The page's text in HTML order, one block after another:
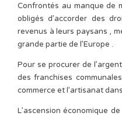
Confrontés au manque de
obligés d’accorder des
revenus à leurs paysans ,
grande partie de l’Europe .
Pour se procurer de
des franchises
commerce et l’artisanat
L’ascension économique